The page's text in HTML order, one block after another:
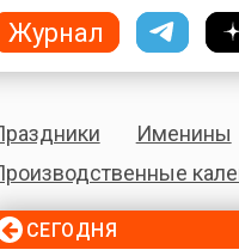
Именины
СЕГОДНЯ
Журнал